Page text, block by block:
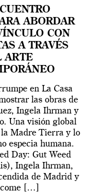
ABORDAR
CON
A TRAVÉS
ARTE
en La Casa
las obras de
Ingela Ihrman y
Una visión global
Madre Tierra y lo
especia humana.
Day: Gut Weed
Ingela Ihrman,
de Madrid y
[…]